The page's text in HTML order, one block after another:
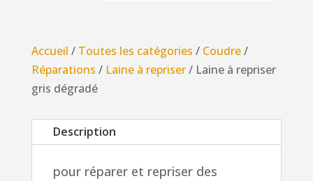
gris
dégradé
Accueil / Toutes les catégories / Coudre/
Réparations / Laine à repriser/ Laine à repriser
gris dégradé
Description
pour réparer et repriser des